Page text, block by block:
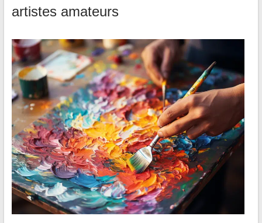
artistes amateurs